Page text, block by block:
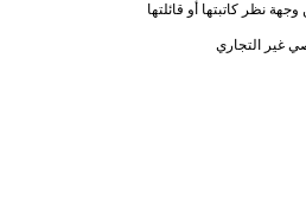
نظر كاتبتها أو قائلتها
غير التجاري